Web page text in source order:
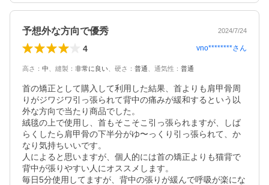
予想外な方向で優秀 2024/7/24
4 vno********さん
高さ ： 中 縫製 ： 非常に良い 硬さ ： 普通 通気性 ： 普通
首の矯正として購入して利用した結果、首よりも肩甲骨周
りがジワジワ引っ張られて背中の痛みが緩和するという以
外な方向で当たり商品でした。
絨毯の上で使用し、首もそこそこ引っ張られますが、しば
らくしたら肩甲骨の下半分がゆ〜っくり引っ張られて、か
なり気持ちいいです。
人によると思いますが、個人的には首の矯正よりも猫背で
背中が張りやすい人にオススメします。
毎日5分使用してますが、背中の張りが緩んで呼吸が楽にな